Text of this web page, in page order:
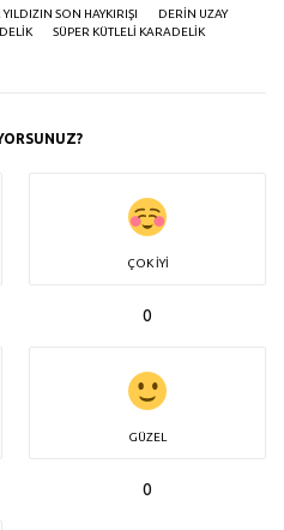
YILDIZIN SON HAYKIRIŞI
DERIN UZAY
SÜPER KÜTLELI KARADELIK
ÇOK İYI
0
GÜZEL
0